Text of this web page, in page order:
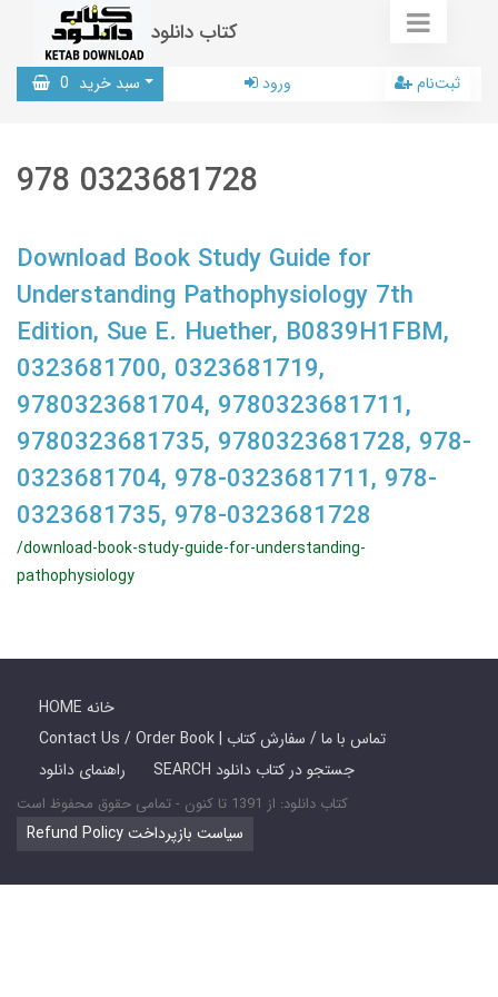
کتاب دانلود
سبد خرید 0 ورود ثبت‌نام
978 0323681728
Download Book Study Guide for
Understanding Pathophysiology 7th
Edition, Sue E. Huether, B0839H1FBM,
0323681700, 0323681719,
9780323681704, 9780323681711,
9780323681735, 9780323681728, 978-
0323681704, 978-0323681711, 978-
0323681735, 978-0323681728
/download-book-study-guide-for-understanding-
pathophysiology
HOME خانه
Contact Us / Order Book | تماس با ما / سفارش کتاب
راهنمای دانلود
SEARCH جستجو در کتاب دانلود
کتاب دانلود: از 1391 تا کنون - تمامی حقوق محفوظ است
Refund Policy سیاست بازپرداخت